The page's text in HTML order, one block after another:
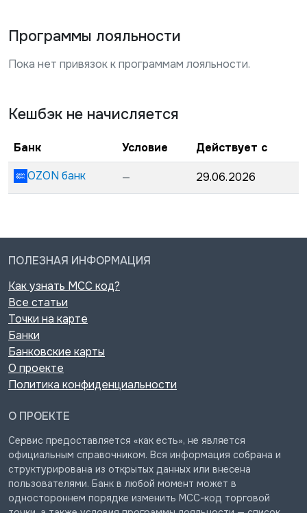
Программы лояльности
Пока нет привязок к программам лояльности.
Кешбэк не начисляется
Банк Условие
Действует с
OZON банк
— 29.06.2026
ПОЛЕЗНАЯ ИНФОРМАЦИЯ
Как узнать MCC код?
Все статьи
Точки на карте
Банки
Банковские карты
О проекте
Политика конфиденциальности
О ПРОЕКТЕ
Сервис предоставляется «как есть», не является
официальным справочником. Вся информация собрана и
структурирована из открытых данных или внесена
пользователями. Банк в любой момент может в
одностороннем порядке изменить MCC-код торговой